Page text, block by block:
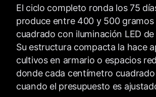
El ciclo completo ronda los 75
produce entre 400 y 500
cuadrado con iluminación LED
Su estructura compacta la hace
cultivos en armario o espacios
donde cada centímetro
cuando el presupuesto es